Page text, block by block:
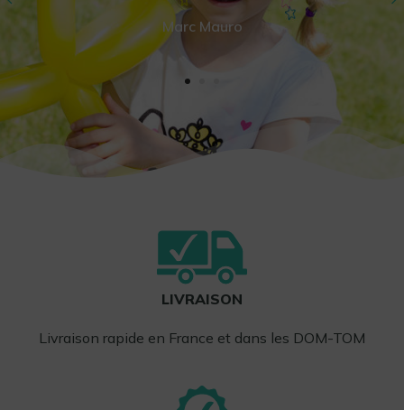
Marc Mauro
LIVRAISON
Livraison rapide en France et dans les DOM-TOM